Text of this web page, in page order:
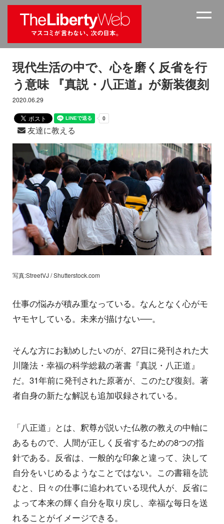
現代生活の中で、心を磨く反省を行
う意味 『真説・八正道』が新装復刻
2020.06.29
友達に教える
写真:StreetVJ / Shutterstock.com
仕事の悩みが積み重なっている。なんとなく心がモ
ヤモヤしている。未来が描けない──。
そんな方にお勧めしたいのが、27日に発刊された大
川隆法・幸福の科学総裁の著書『真説・八正道』
だ。31年前に発刊された原著が、このたび復刻。著
者自身の新たな解説も追加収録されている。
「八正道」とは、釈尊が説いた仏教の教えの中軸に
あるもので、人間が正しく反省するための8つの指
針である。反省は、一般的な印象と違って、決して
自分をいじめるようなことではない。この書籍を読
むと、日々の仕事に追われている現代人が、反省に
よって本来の輝く自分を取り戻し、幸福な毎日を送
れることがイメージできる。